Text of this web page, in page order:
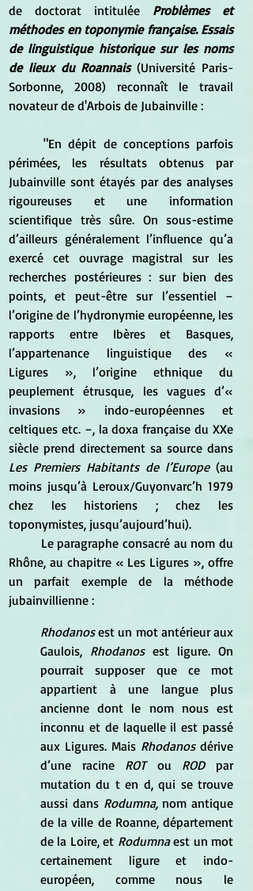
de doctorat intitulée Problèmes et
méthodes en toponymie française. Essais
de linguistique historique sur les noms
de lieux du Roannais (Université Paris-
Sorbonne, 2008) reconnaît le travail
novateur de d'Arbois de Jubainville :
	"En dépit de conceptions parfois
périmées, les résultats obtenus par
Jubainville sont étayés par des analyses
rigoureuses et une information
scientifique très sûre. On sous-estime
d’ailleurs généralement l’influence qu’a
exercé cet ouvrage magistral sur les
recherches postérieures : sur bien des
points, et peut-être sur l’essentiel –
l’origine de l’hydronymie européenne, les
rapports entre Ibères et Basques,
l’appartenance linguistique des «
Ligures », l’origine ethnique du
peuplement étrusque, les vagues d’«
invasions » indo-européennes et
celtiques etc. –, la doxa française du XXe
Les Premiers Habitants de l’Europe (au
moins jusqu’à Leroux/Guyonvarc’h 1979
chez les historiens ; chez les
toponymistes, jusqu’aujourd’hui).
Rhône, au chapitre « Les Ligures », offre
un parfait exemple de la méthode
jubainvillienne :
Rhodanos est un mot antérieur aux
Gaulois, Rhodanos est ligure. On
pourrait supposer que ce mot
appartient à une langue plus
ancienne dont le nom nous est
inconnu et de laquelle il est passé
aux Ligures. Mais Rhodanos dérive
d’une racine ROT ou ROD par
mutation du t en d, qui se trouve
aussi dans Rodumna, nom antique
de la ville de Roanne, département
de la Loire, et Rodumna est un mot
certainement ligure et indo-
européen, comme nous le